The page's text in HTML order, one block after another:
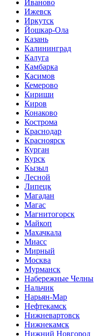
Иваново
Ижевск
Иркутск
Йошкар-Ола
Казань
Калининград
Калуга
Камбарка
Касимов
Кемерово
Кириши
Киров
Конаково
Кострома
Краснодар
Красноярск
Курган
Курск
Кызыл
Лесной
Липецк
Магадан
Магас
Магнитогорск
Майкоп
Махачкала
Миасс
Мирный
Москва
Мурманск
Набережные Челны
Нальчик
Нарьян-Мар
Нефтекамск
Нижневартовск
Нижнекамск
Нижний Новгород